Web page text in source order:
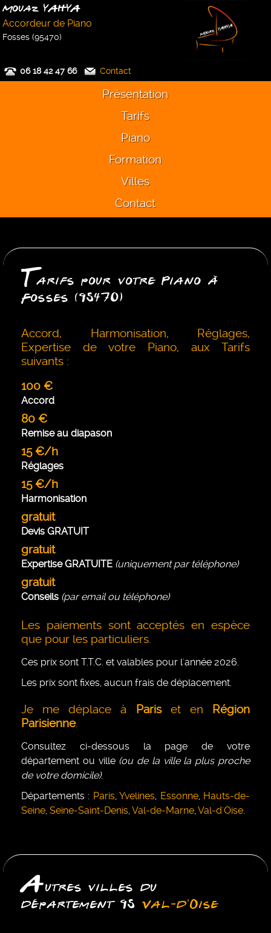
Mouaz YAHYA
Accordeur de Piano
Fosses (95470)
06 18 42 47 66 Contact
Présentation
Tarifs
Piano
Formation
Villes
Contact
Tarifs pour votre Piano à
Fosses (95470)
Accord, Harmonisation, Réglages,
Expertise de votre Piano, aux Tarifs
suivants :
100 €
Accord
80 €
Remise au diapason
15 €/h
Réglages
15 €/h
Harmonisation
gratuit
Devis GRATUIT
gratuit
Expertise GRATUITE (uniquement par téléphone)
gratuit
Conseils (par email ou téléphone)
Les paiements sont acceptés en espèce
que pour les particuliers.
Ces prix sont T.T.C. et valables pour l'année 2026.
Les prix sont fixes, aucun frais de déplacement.
Je me déplace à Pariset en Région
Parisienne.
Consultez ci-dessous la page de votre
département ou ville (ou de la ville la plus proche
de votre domicile).
Départements : Paris,Yvelines, Essonne, Hauts-de-
Seine, Seine-Saint-Denis,Val-de-Marne,Val-d'Oise.
Autres villes du
département 95 Val-d'Oise